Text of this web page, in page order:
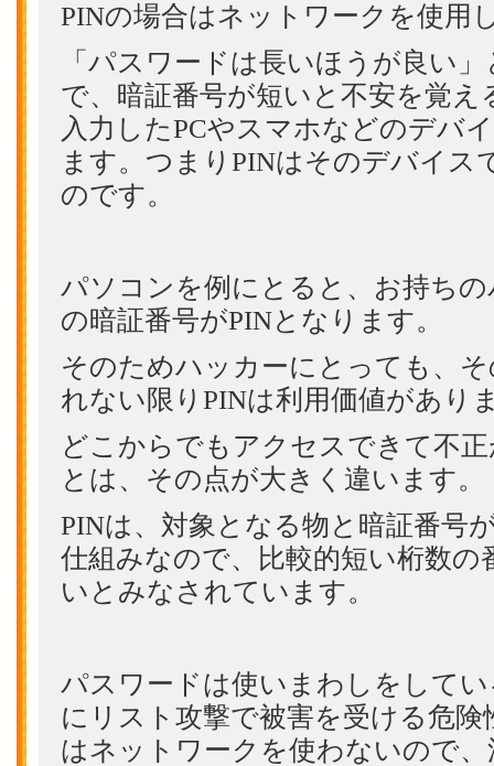
PINの場合はネットワークを使用
「パスワードは長いほうが良い
で、暗証番号が短いと不安を覚え
入力したPCやスマホなどのデバ
ます。つまりPINはそのデバイス
のです。
パソコンを例にとると、お持ち
の暗証番号がPINとなります。
そのためハッカーにとっても、
れない限りPINは利用価値があり
どこからでもアクセスできて不
とは、その点が大きく違います。
PINは、対象となる物と暗証番号
仕組みなので、比較的短い桁数の
いとみなされています。
パスワードは使いまわしをして
にリスト攻撃で被害を受ける危
はネットワークを使わないので